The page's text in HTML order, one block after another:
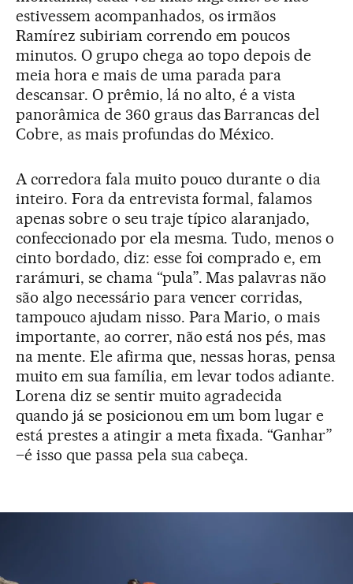
estivessem acompanhados, os irmãos
Ramírez subiriam correndo em poucos
minutos. O grupo chega ao topo depois de
meia hora e mais de uma parada para
descansar. O prêmio, lá no alto, é a vista
panorâmica de 360 graus das Barrancas del
Cobre, as mais profundas do México.
A corredora fala muito pouco durante o dia
inteiro. Fora da entrevista formal, falamos
apenas sobre o seu traje típico alaranjado,
confeccionado por ela mesma. Tudo, menos o
cinto bordado, diz: esse foi comprado e, em
rarámuri, se chama “pula”. Mas palavras não
são algo necessário para vencer corridas,
tampouco ajudam nisso. Para Mario, o mais
importante, ao correr, não está nos pés, mas
na mente. Ele afirma que, nessas horas, pensa
muito em sua família, em levar todos adiante.
Lorena diz se sentir muito agradecida
quando já se posicionou em um bom lugar e
está prestes a atingir a meta fixada. “Ganhar”
–é isso que passa pela sua cabeça.